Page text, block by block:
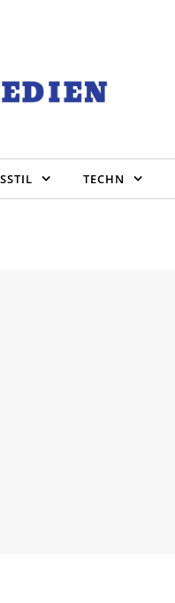
TECHN